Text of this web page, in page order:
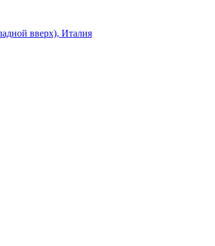
вверх), Италия